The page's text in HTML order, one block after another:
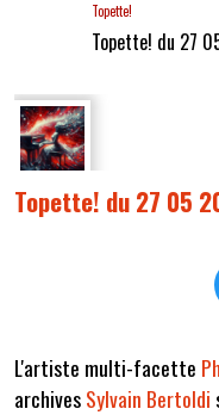
Topette!
Topette! du 27
Topette! du 27 05
L'artiste multi-facette
archivesSylvain Bertoldi